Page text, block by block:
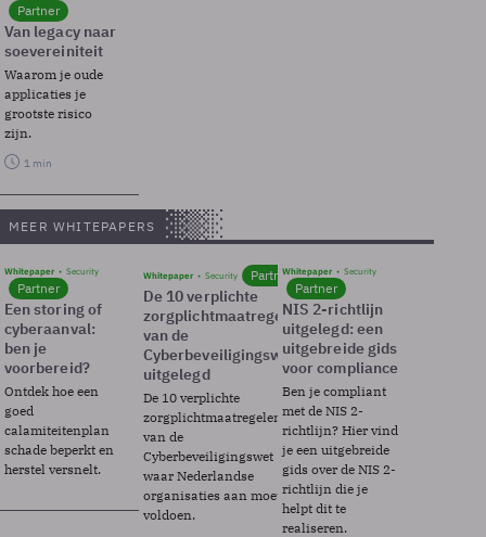
Partner
Van legacy naar
soevereiniteit
Waarom je oude
applicaties je
grootste risico
zijn.
1 min
MEER WHITEPAPERS
Whitepaper Security
Partner
Een storing of
cyberaanval:
ben je
voorbereid?
Ontdek hoe een
goed
calamiteitenplan
schade beperkt en
herstel versnelt.
Whitepaper Security Partner
De 10 verplichte
zorgplichtmaatregelen
van de
Cyberbeveiligingswet
uitgelegd
De 10 verplichte
zorgplichtmaatregelen
van de
Cyberbeveiligingswet
waar Nederlandse
organisaties aan moeten
voldoen.
Whitepaper Security
Partner
NIS 2-richtlijn
uitgelegd: een
uitgebreide gids
voor compliance
Ben je compliant
met de NIS 2-
richtlijn? Hier vind
je een uitgebreide
gids over de NIS 2-
richtlijn die je
helpt dit te
realiseren.